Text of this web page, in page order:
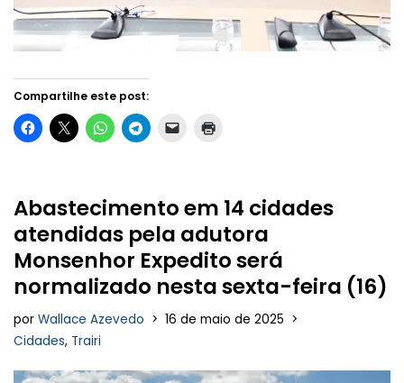
Compartilhe este post:
Abastecimento em 14 cidades
atendidas pela adutora
Monsenhor Expedito será
normalizado nesta sexta-feira (16)
por Wallace Azevedo
16 de maio de 2025
Cidades, Trairi